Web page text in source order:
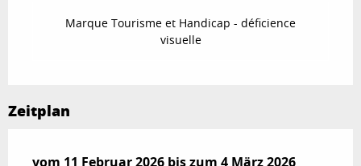
Marque Tourisme et Handicap - déficience
visuelle
Zeitplan
vom 11 Februar 2026 bis zum 4 März 2026
vom 11 Februar 2026 bis zum 4 März 2026